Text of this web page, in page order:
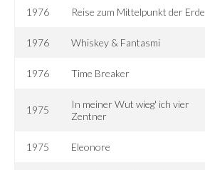
1976 Reise zum Mittelpunkt der Erde
1976 Whiskey & Fantasmi
1976 Time Breaker
1975
In meiner Wut wieg' ich vier
Zentner
1975 Eleonore